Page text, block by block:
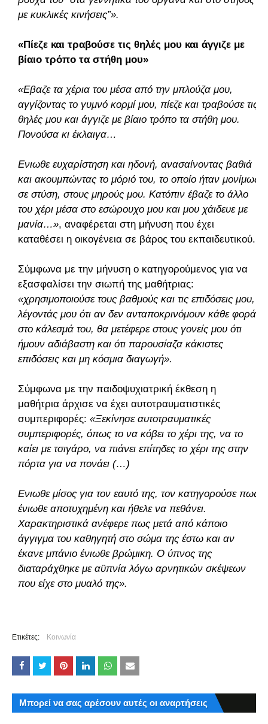
με κυκλικές κινήσεις”».
«Πίεζε και τραβούσε τις θηλές μου και άγγιζε με
βίαιο τρόπο τα στήθη μου»
«Εβαζε τα χέρια του μέσα από την μπλούζα μου,
αγγίζοντας το γυμνό κορμί μου, πίεζε και τραβούσε τις
θηλές μου και άγγιζε με βίαιο τρόπο τα στήθη μου.
Πονούσα κι έκλαιγα…
Ενιωθε ευχαρίστηση και ηδονή, ανασαίνοντας βαθιά
και ακουμπώντας το μόριό του, το οποίο ήταν μονίμως
σε στύση, στους μηρούς μου. Κατόπιν έβαζε το άλλο
του χέρι μέσα στο εσώρουχο μου και μου χάιδευε με
μανία…», αναφέρεται στη μήνυση που έχει
καταθέσει η οικογένεια σε βάρος του εκπαιδευτικού.
Σύμφωνα με την μήνυση ο κατηγορούμενος για να
εξασφαλίσει την σιωπή της μαθήτριας:
«χρησιμοποιούσε τους βαθμούς και τις επιδόσεις μου,
λέγοντάς μου ότι αν δεν ανταποκρινόμουν κάθε φορά
στο κάλεσμά του, θα μετέφερε στους γονείς μου ότι
ήμουν αδιάβαστη και ότι παρουσίαζα κάκιστες
επιδόσεις και μη κόσμια διαγωγή».
Σύμφωνα με την παιδοψυχιατρική έκθεση η
μαθήτρια άρχισε να έχει αυτοτραυματιστικές
συμπεριφορές: «Ξεκίνησε αυτοτραυματικές
συμπεριφορές, όπως το να κόβει το χέρι της, να το
καίει με τσιγάρο, να πιάνει επίτηδες το χέρι της στην
πόρτα για να πονάει (…)
Ενιωθε μίσος για τον εαυτό της, τον κατηγορούσε πως
ένιωθε αποτυχημένη και ήθελε να πεθάνει.
Χαρακτηριστικά ανέφερε πως μετά από κάποιο
άγγιγμα του καθηγητή στο σώμα της έστω και αν
έκανε μπάνιο ένιωθε βρώμικη. Ο ύπνος της
διαταράχθηκε με αϋπνία λόγω αρνητικών σκέψεων
που είχε στο μυαλό της».
Ετικέτες: Κοινωνία
Μπορεί να σας αρέσουν αυτές οι αναρτήσεις